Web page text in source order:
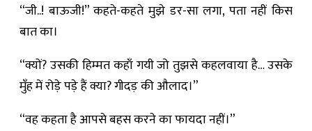
“जी..! बाऊजी!” कहते-कहते मुझे डर-सा लगा, पता नहीं किस
बात का।
“क्यों? उसकी हिम्मत कहाँ गयी जो तुझसे कहलवाया है… उसके
मुँह में रोड़े पड़े हैं क्या? गीदड़ की औलाद।”
“वह कहता है आपसे बहस करने का फायदा नहीं।”